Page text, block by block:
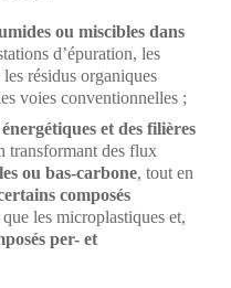
ou miscibles dans
d’épuration, les
résidus organiques
voies conventionnelles ;
et des filières
transformant des flux
ou bas-carbone, tout en
composés
les microplastiques et,
per- et